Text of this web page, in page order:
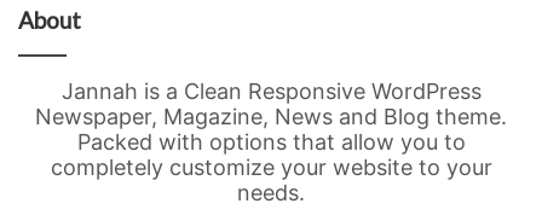
About
Jannah is a Clean Responsive WordPress
Newspaper, Magazine, News and Blog theme.
Packed with options that allow you to
completely customize your website to your
needs.